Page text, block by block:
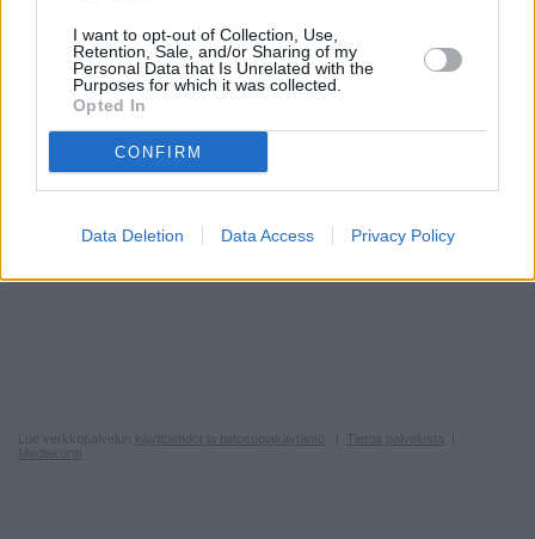
I want to opt-out of Collection, Use,
Retention, Sale, and/or Sharing of my
Personal Data that Is Unrelated with the
Purposes for which it was collected.
Opted In
CONFIRM
Data Deletion Data Access Privacy Policy
Tietoa palvelusta
Mediakortti